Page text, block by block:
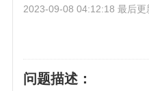
2023-09-08 04:12:18 最后更
问题描述：